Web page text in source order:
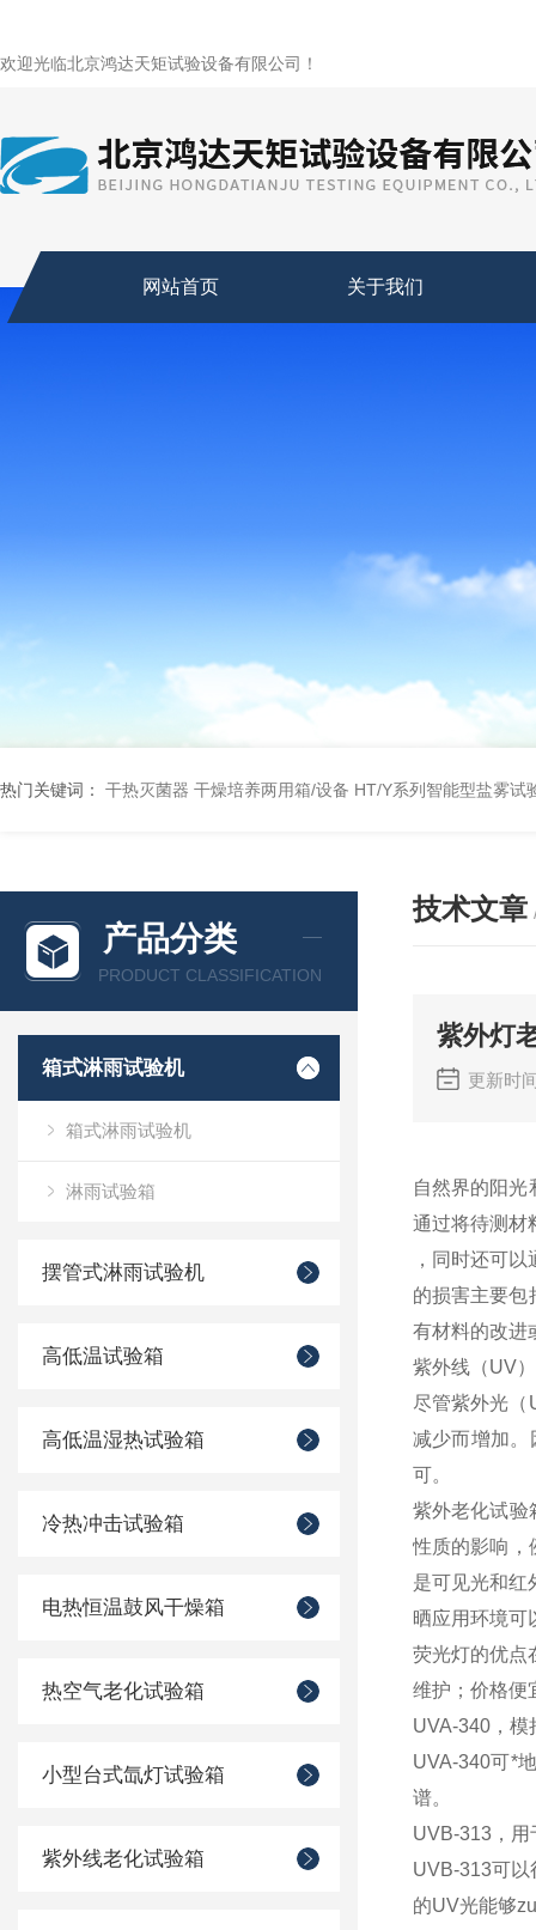
欢迎光临北京鸿达天矩试验设备有限公司！
网站首页 关于我们
热门关键词： 干热灭菌器 干燥培养两用箱/设备 HT/Y系列智能型盐雾试
产品分类
PRODUCT CLASSIFICATION
箱式淋雨试验机
箱式淋雨试验机
淋雨试验箱
摆管式淋雨试验机
高低温试验箱
高低温湿热试验箱
冷热冲击试验箱
电热恒温鼓风干燥箱
热空气老化试验箱
小型台式氙灯试验箱
紫外线老化试验箱
技术文章
紫外灯
更新时
自然界的阳
通过将待测材
，同时还可
的损害主要包
有材料的改进
紫外线（UV
尽管紫外光（
减少而增加。
可。
紫外老化试验
性质的影响，
是可见光和红
晒应用环境可
荧光灯的优点
维护；价格便
UVA-340，模
UVA-340可*
谱。
UVB-313，用
UVB-313可
的UV光能够